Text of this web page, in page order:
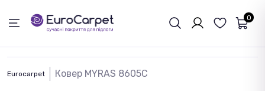
0
Eurocarpet Ковер MYRAS 8605C
ОБРАТНАЯ СВЯЗЬ